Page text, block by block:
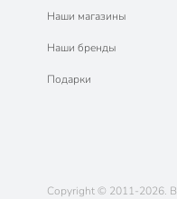
Наши магазины
Наши бренды
Подарки
Copyright © 2011-2026.